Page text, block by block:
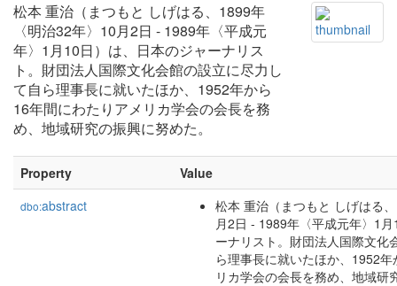
松本 重治（まつもと しげはる、1899年
〈明治32年〉10月2日 - 1989年〈平成元
年〉1月10日）は、日本のジャーナリス
ト。財団法人国際文化会館の設立に尽力し
て自ら理事長に就いたほか、1952年から
16年間にわたりアメリカ学会の会長を務
め、地域研究の振興に努めた。
Property Value
dbo:abstract
松本 重治（まつもと しげはる
月2日 - 1989年〈平成元年〉1
ーナリスト。財団法人国際文化
ら理事長に就いたほか、1952
リカ学会の会長を務め、地域研